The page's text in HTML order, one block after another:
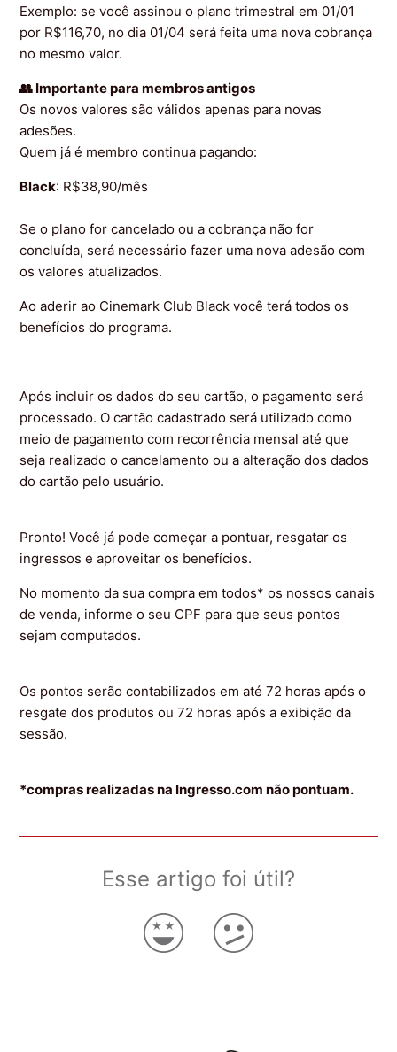
Exemplo: se você assinou o plano trimestral em 01/01
por R$116,70, no dia 01/04 será feita uma nova cobrança
no mesmo valor.
👥 Importante para membros antigos
Os novos valores são válidos apenas para novas
adesões.
Quem já é membro continua pagando:
Black: R$38,90/mês
Se o plano for cancelado ou a cobrança não for
concluída, será necessário fazer uma nova adesão com
os valores atualizados.
Ao aderir ao Cinemark Club Black você terá todos os
benefícios do programa.
Após incluir os dados do seu cartão, o pagamento será
processado. O cartão cadastrado será utilizado como
meio de pagamento com recorrência mensal até que
seja realizado o cancelamento ou a alteração dos dados
do cartão pelo usuário.
Pronto! Você já pode começar a pontuar, resgatar os
ingressos e aproveitar os benefícios.
No momento da sua compra em todos* os nossos canais
de venda, informe o seu CPF para que seus pontos
sejam computados.
Os pontos serão contabilizados em até 72 horas após o
resgate dos produtos ou 72 horas após a exibição da
sessão.
*compras realizadas na Ingresso.com não pontuam.
Esse artigo foi útil?